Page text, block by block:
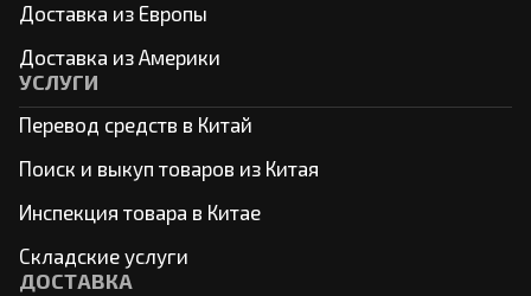
Доставка из Европы
Доставка из Америки
УСЛУГИ
Перевод средств в Китай
Поиск и выкуп товаров из Китая
Инспекция товара в Китае
Складские услуги
ДОСТАВКА